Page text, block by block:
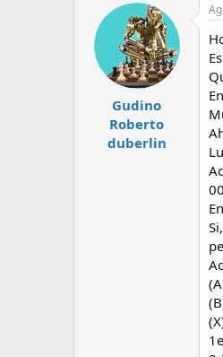
a
d
e
i
n
i
c
i
Gudino
Roberto
duberlin